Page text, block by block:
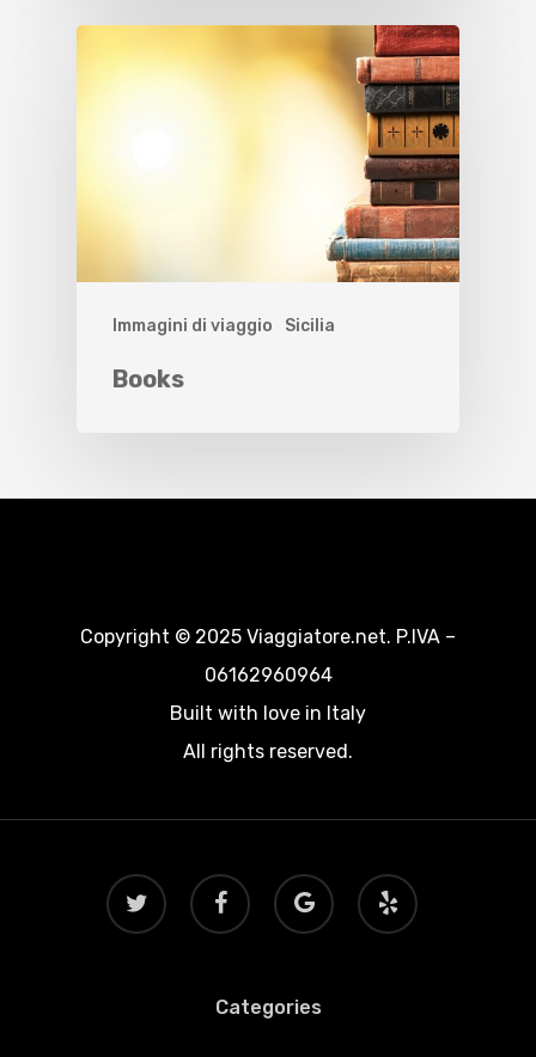
Immagini di viaggio Sicilia
Books
Copyright © 2025 Viaggiatore.net. P.IVA –
06162960964
Built with love in Italy
All rights reserved.
twitter facebook
google-
plus
yelp
Categories